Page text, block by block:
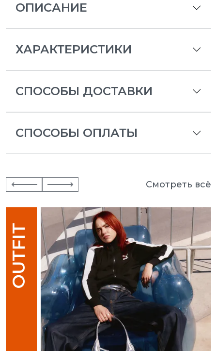
ОПИСАНИЕ
ХАРАКТЕРИСТИКИ
СПОСОБЫ ДОСТАВКИ
СПОСОБЫ ОПЛАТЫ
Смотреть всё
OUTFIT